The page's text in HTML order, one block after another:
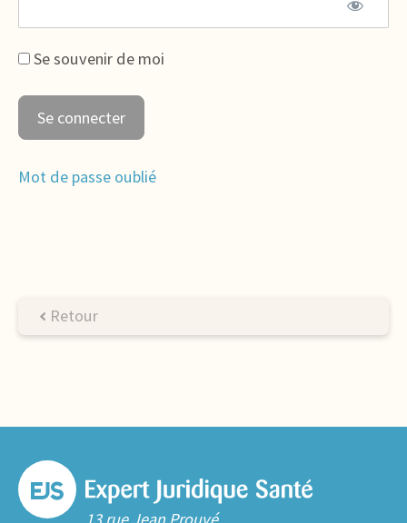
Se souvenir de moi
Mot de passe oublié
Retour